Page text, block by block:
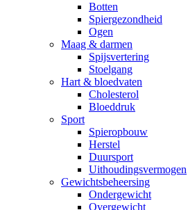
Botten
Spiergezondheid
Ogen
Maag & darmen
Spijsvertering
Stoelgang
Hart & bloedvaten
Cholesterol
Bloeddruk
Sport
Spieropbouw
Herstel
Duursport
Uithoudingsvermogen
Gewichtsbeheersing
Ondergewicht
Overgewicht